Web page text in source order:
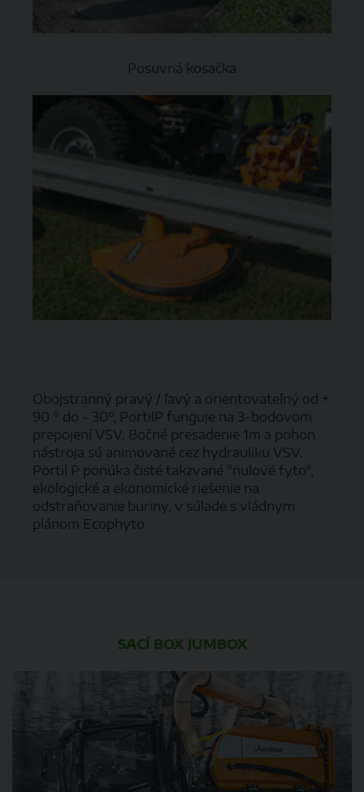
Posuvná kosačka
Obojstranný pravý / ľavý a orientovateľný od +
90 ° do - 30°, PortilP funguje na 3-bodovom
prepojení VSV. Bočné presadenie 1m a pohon
nástroja sú animované cez hydrauliku VSV.
Portil P ponúka čisté takzvané "nulové fyto",
ekologické a ekonomické riešenie na
odstraňovanie buriny, v súlade s vládnym
plánom Ecophyto.
SACÍ BOX JUMBOX